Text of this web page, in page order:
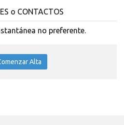
o CONTACTOS
no preferente.
Alta